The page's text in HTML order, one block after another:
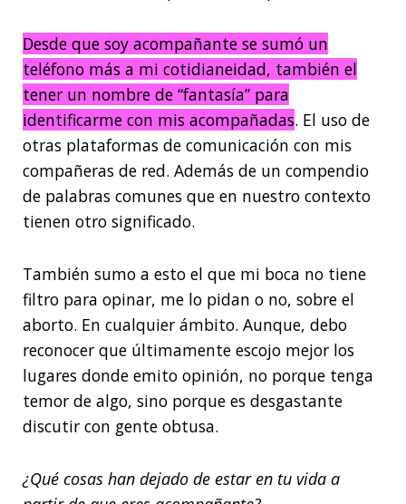
Desde que soy acompañante se sumó un
teléfono más a mi cotidianeidad, también el
tener un nombre de “fantasía” para
identificarme con mis acompañadas. El uso de
otras plataformas de comunicación con mis
compañeras de red. Además de un compendio
de palabras comunes que en nuestro contexto
tienen otro significado.
También sumo a esto el que mi boca no tiene
filtro para opinar, me lo pidan o no, sobre el
aborto. En cualquier ámbito. Aunque, debo
reconocer que últimamente escojo mejor los
lugares donde emito opinión, no porque tenga
temor de algo, sino porque es desgastante
discutir con gente obtusa.
¿Qué cosas han dejado de estar en tu vida a